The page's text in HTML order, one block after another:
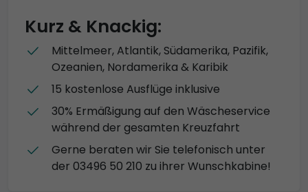
Kurz & Knackig:
Mittelmeer, Atlantik, Südamerika, Pazifik,
Ozeanien, Nordamerika & Karibik
15 kostenlose Ausflüge inklusive
30% Ermäßigung auf den Wäscheservice
während der gesamten Kreuzfahrt
Gerne beraten wir Sie telefonisch unter
der 03496 50 210 zu ihrer Wunschkabine!